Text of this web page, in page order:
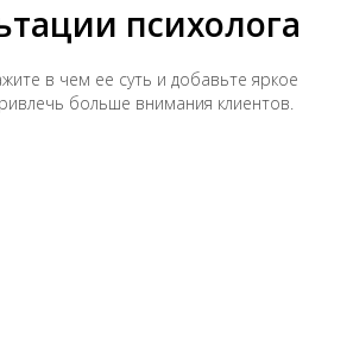
психолога
в чем ее суть и добавьте яркое
больше внимания клиентов.